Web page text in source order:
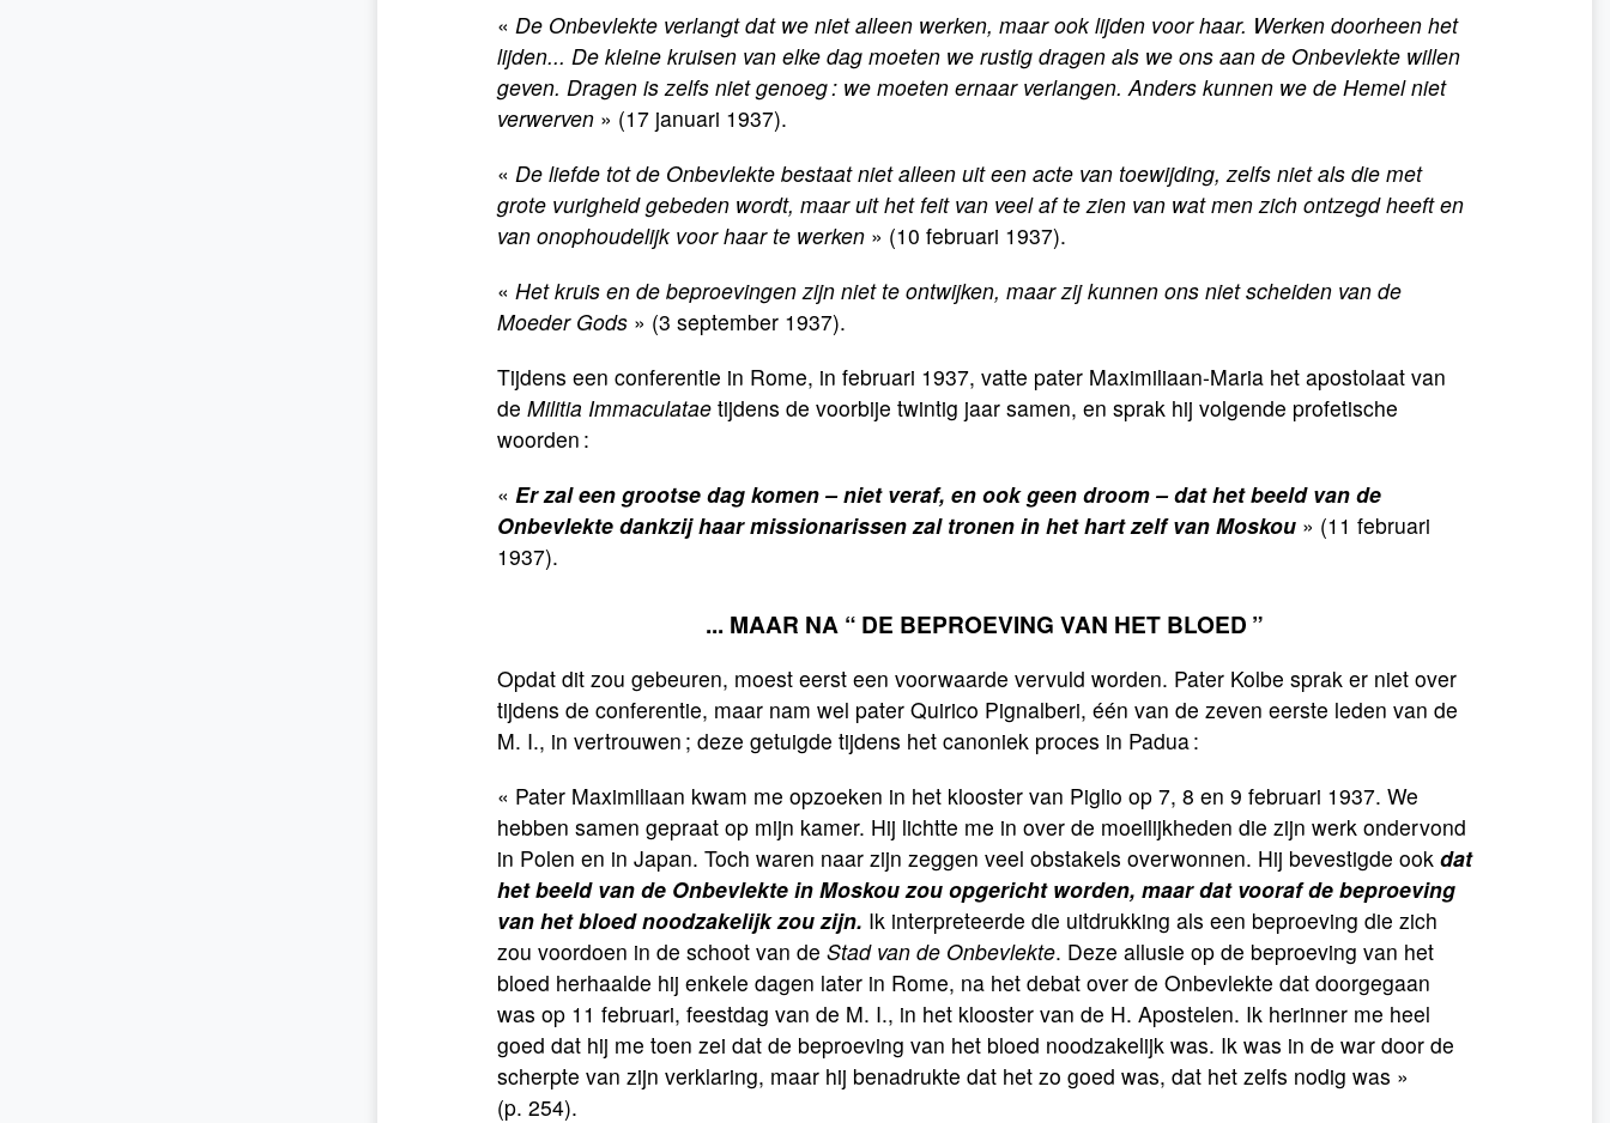
« De Onbevlekte verlangt dat we niet alleen werken, maar ook lijden voor haar. Werken doorheen het
lijden... De kleine kruisen van elke dag moeten we rustig dragen als we ons aan de Onbevlekte willen
geven. Dragen is zelfs niet genoeg : we moeten ernaar verlangen. Anders kunnen we de Hemel niet
verwerven » (17 januari 1937).
« De liefde tot de Onbevlekte bestaat niet alleen uit een acte van toewijding, zelfs niet als die met
grote vurigheid gebeden wordt, maar uit het feit van veel af te zien van wat men zich ontzegd heeft en
van onophoudelijk voor haar te werken » (10 februari 1937).
« Het kruis en de beproevingen zijn niet te ontwijken, maar zij kunnen ons niet scheiden van de
Moeder Gods » (3 september 1937).
Tijdens een conferentie in Rome, in februari 1937, vatte pater Maximiliaan-Maria het apostolaat van
de Militia Immaculatae tijdens de voorbije twintig jaar samen, en sprak hij volgende profetische
woorden :
« Er zal een grootse dag komen – niet veraf, en ook geen droom – dat het beeld van de
Onbevlekte dankzij haar missionarissen zal tronen in het hart zelf van Moskou » (11 februari
1937).
... MAAR NA “ DE BEPROEVING VAN HET BLOED ”
Opdat dit zou gebeuren, moest eerst een voorwaarde vervuld worden. Pater Kolbe sprak er niet over
tijdens de conferentie, maar nam wel pater Quirico Pignalberi, één van de zeven eerste leden van de
M. I., in vertrouwen ; deze getuigde tijdens het canoniek proces in Padua :
« Pater Maximiliaan kwam me opzoeken in het klooster van Piglio op 7, 8 en 9 februari 1937. We
hebben samen gepraat op mijn kamer. Hij lichtte me in over de moeilijkheden die zijn werk ondervond
in Polen en in Japan. Toch waren naar zijn zeggen veel obstakels overwonnen. Hij bevestigde ook dat
het beeld van de Onbevlekte in Moskou zou opgericht worden, maar dat vooraf de beproeving
van het bloed noodzakelijk zou zijn. Ik interpreteerde die uitdrukking als een beproeving die zich
zou voordoen in de schoot van de Stad van de Onbevlekte. Deze allusie op de beproeving van het
bloed herhaalde hij enkele dagen later in Rome, na het debat over de Onbevlekte dat doorgegaan
was op 11 februari, feestdag van de M. I., in het klooster van de H. Apostelen. Ik herinner me heel
goed dat hij me toen zei dat de beproeving van het bloed noodzakelijk was. Ik was in de war door de
scherpte van zijn verklaring, maar hij benadrukte dat het zo goed was, dat het zelfs nodig was »
(p. 254).